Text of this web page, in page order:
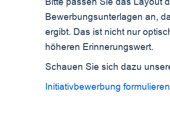
Bewerbungsunterlagen an,
ergibt. Das ist nicht nur
höheren Erinnerungswert.
Schauen Sie sich dazu
Initiativbewerbung